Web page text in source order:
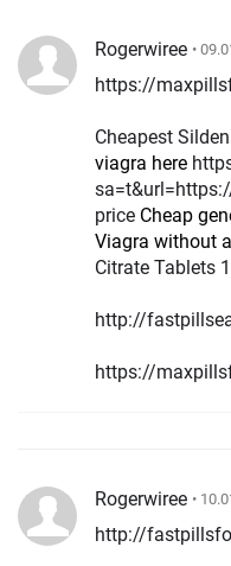
Rogerwiree •
https://
Cheapest
viagra here
price Cheap
Viagra without
Citrate Tablets
http://
https://
Rogerwiree •
http://